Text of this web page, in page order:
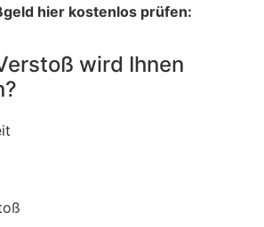
hier kostenlos prüfen:
wird Ihnen